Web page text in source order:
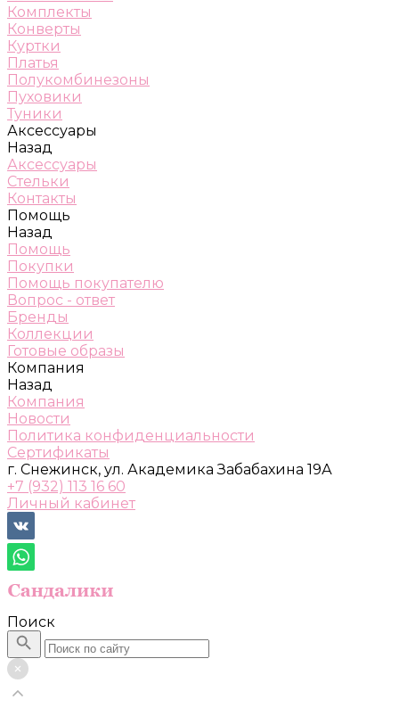
Комплекты
Конверты
Куртки
Платья
Полукомбинезоны
Пуховики
Туники
Аксессуары
Назад
Аксессуары
Стельки
Контакты
Помощь
Назад
Помощь
Покупки
Помощь покупателю
Вопрос - ответ
Бренды
Коллекции
Готовые образы
Компания
Назад
Компания
Новости
Политика конфиденциальности
Сертификаты
г. Снежинск, ул. Академика Забабахина 19А
+7 (932) 113 16 60
Личный кабинет
Поиск